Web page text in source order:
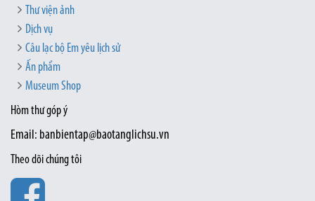
Thư viện ảnh
Dịch vụ
Câu lạc bộ Em yêu lịch sử
Ấn phẩm
Museum Shop
Hòm thư góp ý
Email: banbientap@baotanglichsu.vn
Theo dõi chúng tôi